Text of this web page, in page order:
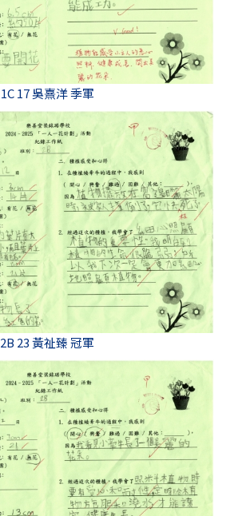
1C 17 吳熹洋 季軍
2B 23 黃祉臻 冠軍